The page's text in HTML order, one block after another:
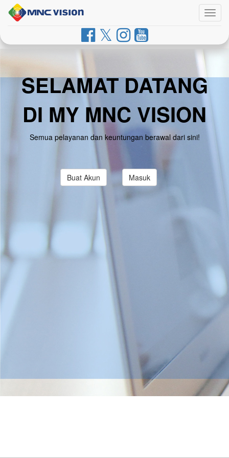
SELAMAT DATANG
DI MY MNC VISION
Semua pelayanan dan keuntungan berawal dari sini!
Buat Akun Masuk